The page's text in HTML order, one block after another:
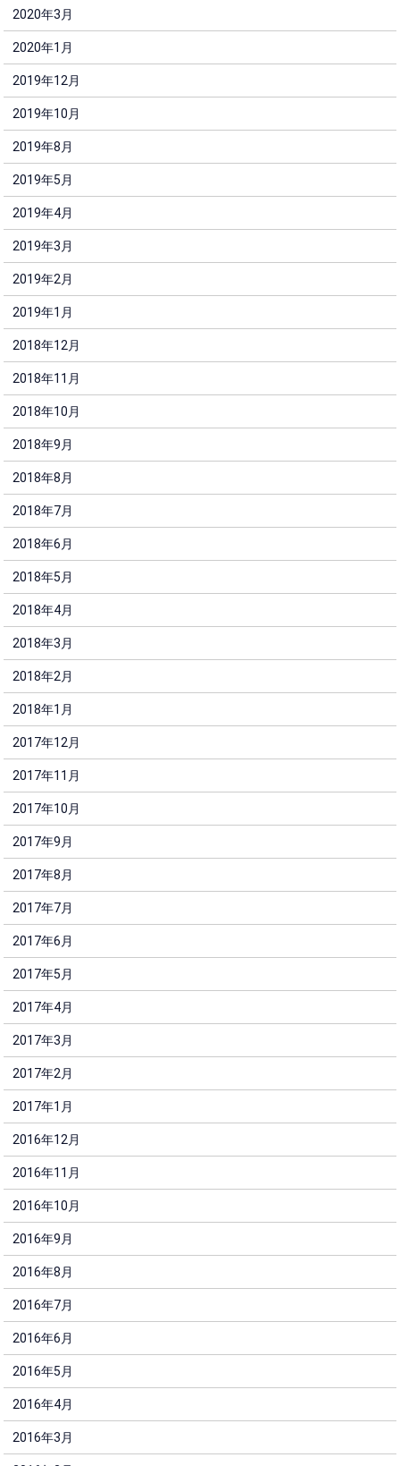
2020年3月
2020年1月
2019年12月
2019年10月
2019年8月
2019年5月
2019年4月
2019年3月
2019年2月
2019年1月
2018年12月
2018年11月
2018年10月
2018年9月
2018年8月
2018年7月
2018年6月
2018年5月
2018年4月
2018年3月
2018年2月
2018年1月
2017年12月
2017年11月
2017年10月
2017年9月
2017年8月
2017年7月
2017年6月
2017年5月
2017年4月
2017年3月
2017年2月
2017年1月
2016年12月
2016年11月
2016年10月
2016年9月
2016年8月
2016年7月
2016年6月
2016年5月
2016年4月
2016年3月